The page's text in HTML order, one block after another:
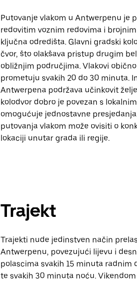
Putovanje vlakom u Antwerpenu je
redovitim voznim redovima i
ključna odredišta. Glavni gradski
čvor, što olakšava pristup drugim
obližnjim područjima. Vlakovi
prometuju svakih 20 do 30 minuta.
Antwerpena podržava učinkovit
kolodvor dobro je povezan s
omogućuje jednostavne
putovanja vlakom može ovisiti o
lokaciji unutar grada ili regije.
Trajekt
Trajekti nude jedinstven način
Antwerpenu, povezujući lijevu i
polascima svakih 15 minuta radnim
te svakih 30 minuta noću.